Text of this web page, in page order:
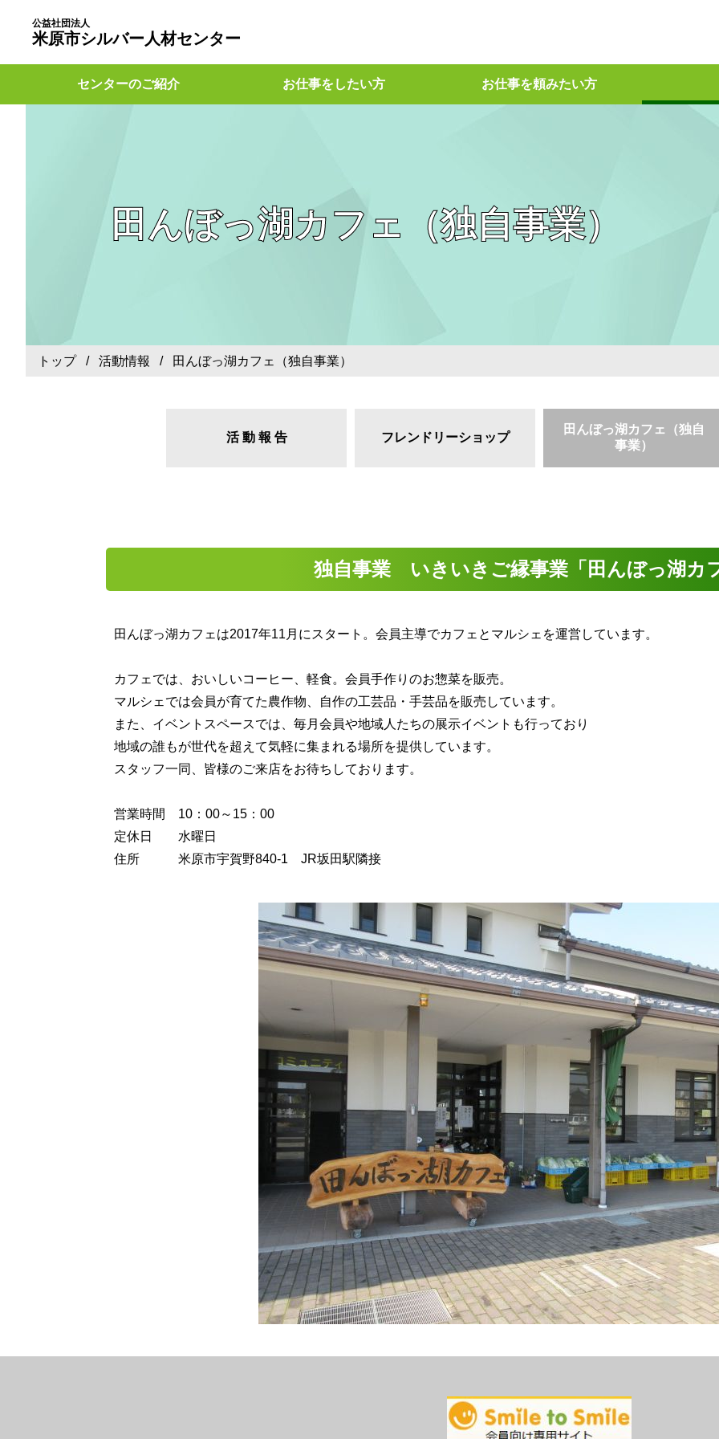
公益社団法人
米原市シルバー人材センター
センターのご紹介 お仕事をしたい方 お仕事を頼みたい方
田んぼっ湖カフェ（独自事業）
トップ/ 活動情報 / 田んぼっ湖カフェ（独自事業）
活 動 報 告 フレンドリーショップ
田んぼっ湖カフェ（独自
事業）
独自事業 いきいきご縁事業「田んぼっ湖カ
田んぼっ湖カフェは2017年11月にスタート。会員主導でカフェとマルシェを運営しています。
カフェでは、おいしいコーヒー、軽食。会員手作りのお惣菜を販売。
マルシェでは会員が育てた農作物、自作の工芸品・手芸品を販売しています。
また、イベントスペースでは、毎月会員や地域人たちの展示イベントも行っており
地域の誰もが世代を超えて気軽に集まれる場所を提供しています。
スタッフ一同、皆様のご来店をお待ちしております。
営業時間 10：00～15：00
定休日 水曜日
住所 米原市宇賀野840-1 JR坂田駅隣接